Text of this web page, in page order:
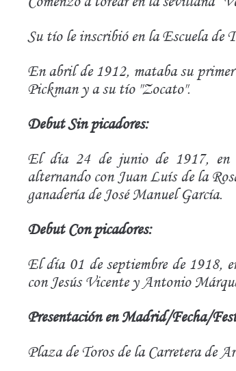
Su tío le inscribió en la Escuela de
En abril de 1912, mataba su
Pickman y a su tío "Zocato".
Debut Sin picadores:
El día 24 de junio de 1917, en
alternando con Juan Luís de la
ganadería de José Manuel García.
Debut Con picadores:
El día 01 de septiembre de 1918,
con Jesús Vicente y Antonio
Presentación en Madrid/Fecha/
Plaza de Toros de la Carretera de